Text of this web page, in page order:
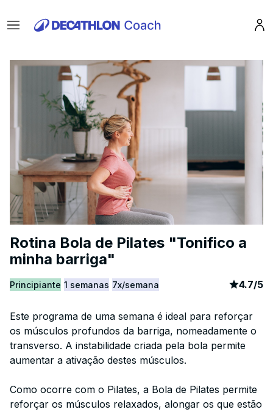
Menu
Rotina Bola de Pilates "Tonifico a
minha barriga"
Principiante 1 semanas 7x/semana article
4.7/5
Este programa de uma semana é ideal para reforçar
os músculos profundos da barriga, nomeadamente o
transverso. A instabilidade criada pela bola permite
aumentar a ativação destes músculos.
Como ocorre com o Pilates, a Bola de Pilates permite
reforçar os músculos relaxados, alongar os que estão